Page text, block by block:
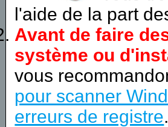
l'aide de la part
Avant de faire
système ou
vous
pour scanner
erreurs de registre.